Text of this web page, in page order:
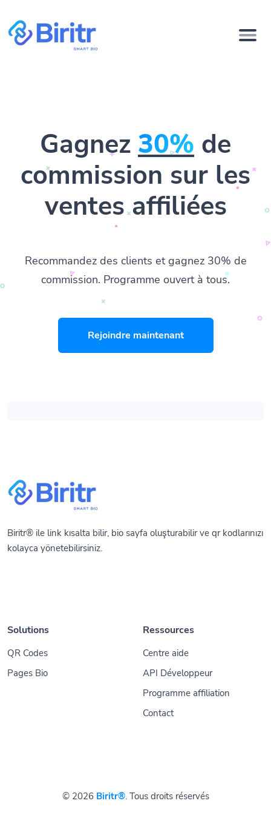
Gagnez 30% de
commission sur les
ventes affiliées
Recommandez des clients et gagnez 30% de
commission. Programme ouvert à tous.
Rejoindre maintenant
Biritr® ile link kısalta bilir, bio sayfa oluşturabilir ve qr kodlarınızı
kolayca yönetebilirsiniz.
Solutions
QR Codes
Pages Bio
Ressources
Centre aide
API Développeur
Programme affiliation
Contact
© 2026 Biritr®. Tous droits réservés